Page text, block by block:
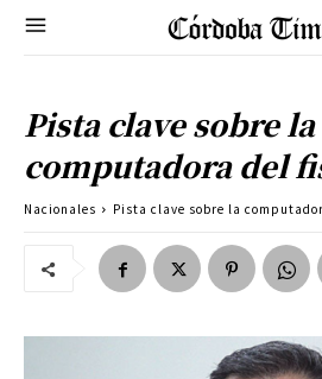
Pista clave sobre la
computadora del
Nacionales Pista clave sobre la